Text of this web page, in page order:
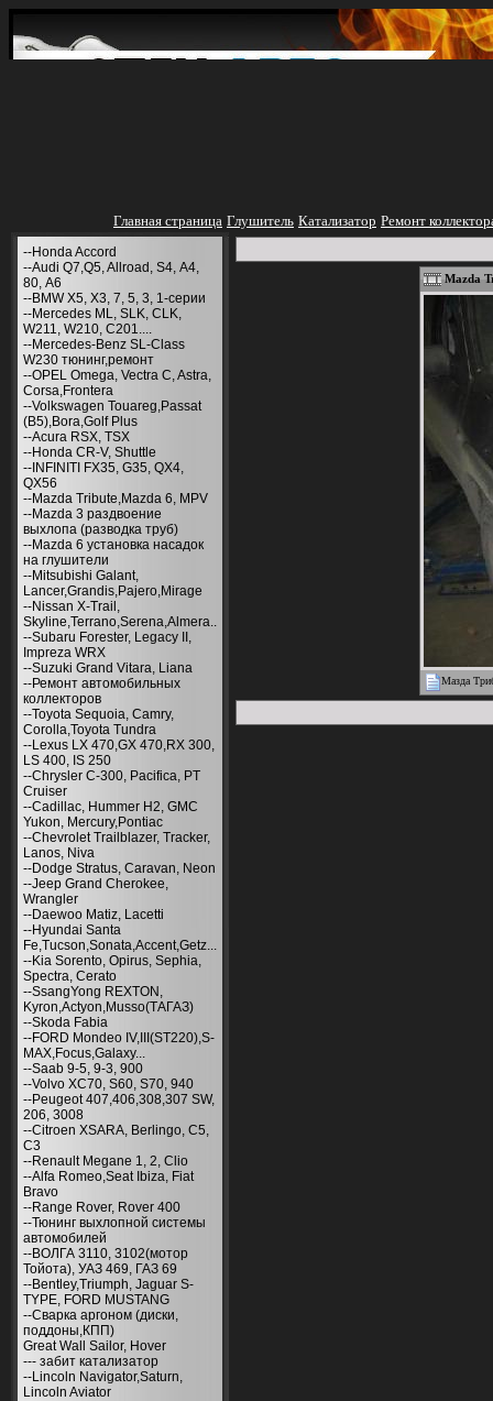
Главная страница Глушитель Катализатор Ремонт
--Honda Accord
--Audi Q7,Q5, Allroad, S4, А4,
80, A6
--BMW X5, X3, 7, 5, 3, 1-серии
--Mercedes ML, SLK, CLK,
W211, W210, С201....
--Mercedes-Benz SL-Class
W230 тюнинг,ремонт
--OPEL Omega, Vectra C, Astra,
Corsa,Frontera
--Volkswagen Touareg,Passat
(B5),Bora,Golf Plus
--Acura RSX, TSX
--Honda CR-V, Shuttle
--INFINITI FX35, G35, QX4,
QX56
--Mazda Tribute,Mazda 6, MPV
--Mazda 3 раздвоение
выхлопа (разводка труб)
--Mazda 6 установка насадок
на глушители
--Mitsubishi Galant,
Lancer,Grandis,Pajero,Mirage
--Nissan X-Trail,
Skyline,Terrano,Serena,Almera..
--Subaru Forester, Legacy II,
Impreza WRX
--Suzuki Grand Vitara, Liana
--Ремонт автомобильных
коллекторов
--Toyota Sequoia, Camry,
Corolla,Toyota Tundra
--Lexus LX 470,GX 470,RX 300,
LS 400, IS 250
--Chrysler С-300, Pacifica, PT
Cruiser
--Cadillac, Hummer H2, GMC
Yukon, Mercury,Pontiac
--Chevrolet Trailblazer, Tracker,
Lanos, Niva
--Dodge Stratus, Caravan, Neon
--Jeep Grand Cherokee,
Wrangler
--Daewoo Matiz, Lacetti
--Hyundai Santa
Fe,Tucson,Sonata,Accent,Getz...
--Kia Sorento, Opirus, Sephia,
Spectra, Cerato
--SsangYong REXTON,
Kyron,Actyon,Musso(ТАГАЗ)
--Skoda Fabia
--FORD Mondeo IV,III(ST220),S-
MAX,Focus,Galaxy...
--Saab 9-5, 9-3, 900
--Volvo XC70, S60, S70, 940
--Peugeot 407,406,308,307 SW,
206, 3008
--Citroen XSARA, Berlingo, С5,
С3
--Renault Megane 1, 2, Clio
--Alfa Romeo,Seat Ibiza, Fiat
Bravo
--Range Rover, Rover 400
--Тюнинг выхлопной системы
автомобилей
--ВОЛГА 3110, 3102(мотор
Тойота), УАЗ 469, ГАЗ 69
--Bentley,Triumph, Jaguar S-
TYPE, FORD MUSTANG
--Сварка аргоном (диски,
поддоны,КПП)
Great Wall Sailor, Hover
--- забит катализатор
--Lincoln Navigator,Saturn,
Lincoln Aviator
Mazda
Мазда